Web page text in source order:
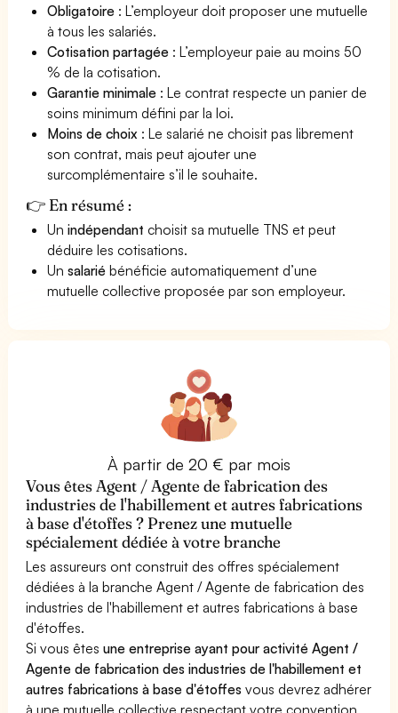
Obligatoire : L’employeur doit proposer une mutuelle
à tous les salariés.
Cotisation partagée : L’employeur paie au moins 50
% de la cotisation.
Garantie minimale : Le contrat respecte un panier de
soins minimum défini par la loi.
Moins de choix : Le salarié ne choisit pas librement
son contrat, mais peut ajouter une
surcomplémentaire s’il le souhaite.
👉 En résumé :
Unindépendant choisit sa mutuelle TNS et peut
déduire les cotisations.
Unsalarié bénéficie automatiquement d’une
mutuelle collective proposée par son employeur.
À partir de 20 € par mois
Vous êtes Agent / Agente de fabrication des
industries de l'habillement et autres fabrications
à base d'étoffes ? Prenez une mutuelle
spécialement dédiée à votre branche
Les assureurs ont construit des offres spécialement
dédiées à la branche Agent / Agente de fabrication des
industries de l'habillement et autres fabrications à base
d'étoffes.
Si vous êtesune entreprise ayant pour activité Agent /
Agente de fabrication des industries de l'habillement et
autres fabrications à base d'étoffes vous devrez adhérer
à une mutuelle collective respectant votre convention